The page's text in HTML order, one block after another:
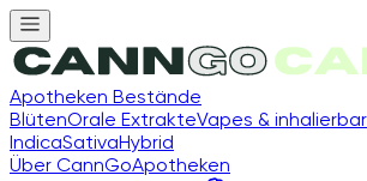
Apotheken Bestände
BlütenOrale ExtrakteVapes &
IndicaSativaHybrid
Über CannGoApotheken